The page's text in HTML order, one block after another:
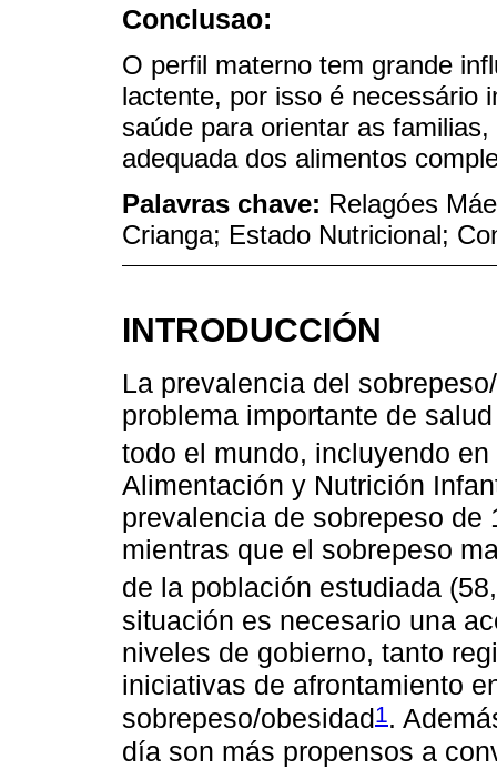
Conclusao:
O perfil materno tem grande
lactente, por isso é necessário
saúde para orientar as
adequada dos alimentos
Palavras chave: Relagóes
Crianga; Estado Nutricional;
INTRODUCCIÓN
La prevalencia del
problema importante de
todo el mundo, incluyendo en
Alimentación y Nutrición
prevalencia de sobrepeso de
mientras que el sobrepeso
de la población estudiada
situación es necesario una
niveles de gobierno, tanto
iniciativas de afrontamiento
sobrepeso/obesidad1.
día son más propensos a